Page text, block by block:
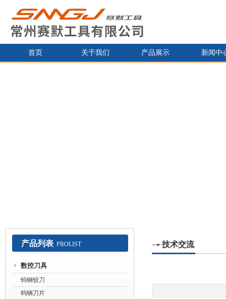
常州赛默工具有限公司
首页 关于我们 产品展示 新闻中
产品列表 PROLIST
数控刀具
钨钢铰刀
钨钢刀片
技术交流